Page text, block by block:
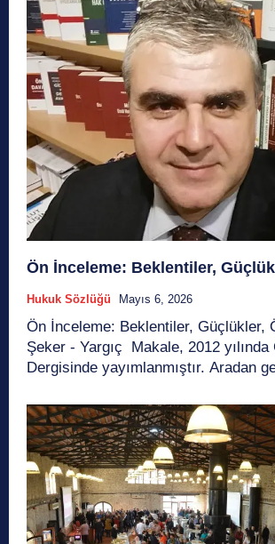
Ön İnceleme: Beklentiler,
Hukuk Sözlüğü Mayıs 6, 2026
Ön İnceleme: Beklentiler, Güçlükler,
Şeker - Yargıç Makale, 2012
Dergisinde yayımlanmıştır. Aradan